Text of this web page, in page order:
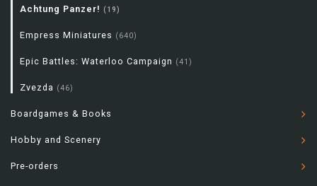
Achtung Panzer! (19)
Empress Miniatures (640)
Epic Battles: Waterloo Campaign (41)
Zvezda (46)
Boardgames & Books
Hobby and Scenery
Pre-orders